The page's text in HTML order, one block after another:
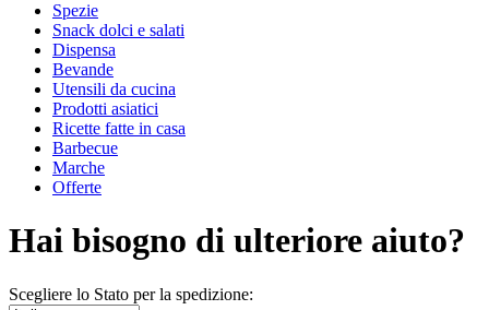
Spezie
Snack dolci e salati
Dispensa
Bevande
Utensili da cucina
Prodotti asiatici
Ricette fatte in casa
Barbecue
Marche
Offerte
Hai bisogno di ulteriore aiuto?
Scegliere lo Stato per la spedizione: